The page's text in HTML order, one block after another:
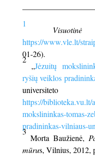
1
https://www.vle.lt/
01-26).
2
„Jėzuitų
ryšių veiklos
https://biblioteka.vu.lt/
mokslininkas-tomas-
pradininkas-vilniaus-
3
Morta Baužienė,
mūrus, Vilnius, 2012,